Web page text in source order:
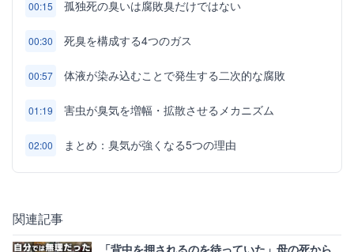
00:15 孤独死の臭いは腐敗臭だけではない
00:30 死臭を構成する4つのガス
00:57 体液が染み込むことで発生する二次的な腐敗
01:19 害虫が臭気を増幅・拡散させるメカニズム
02:00 まとめ：臭気が強くなる5つの理由
関連記事